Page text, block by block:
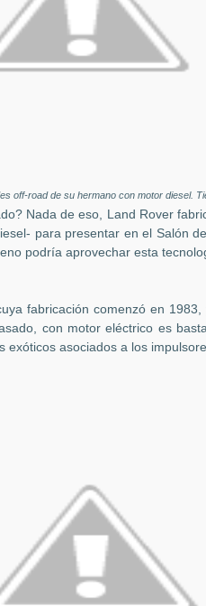
off-road de su hermano con motor diesel.
Nada de eso, Land Rover
para presentar en el Salón
podría aprovechar esta
fabricación comenzó en
con motor eléctrico es
asociados a los